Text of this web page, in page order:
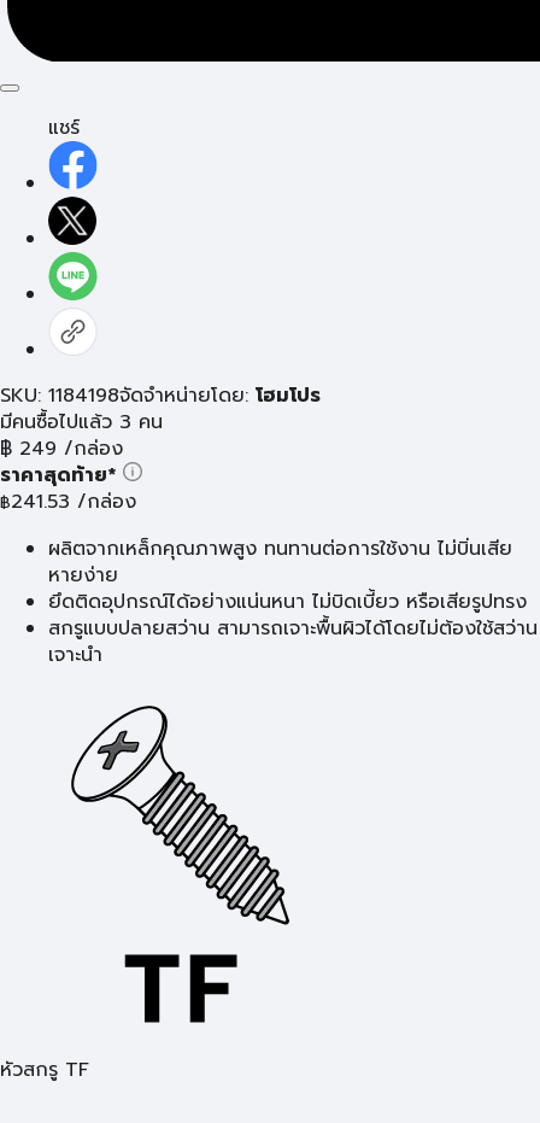
แชร์
SKU: 1184198จัดจำหน่ายโดย: โฮมโปร
มีคนซื้อไปแล้ว 3 คน
฿ 249 /กล่อง
ราคาสุดท้าย*
฿241.53 /กล่อง
ผลิตจากเหล็กคุณภาพสูง ทนทานต่อการใช้งาน ไม่บิ่นเสีย
หายง่าย
ยึดติดอุปกรณ์ได้อย่างแน่นหนา ไม่บิดเบี้ยว หรือเสียรูปทรง
สกรูแบบปลายสว่าน สามารถเจาะพื้นผิวได้โดยไม่ต้องใช้สว่าน
เจาะนำ
หัวสกรู TF